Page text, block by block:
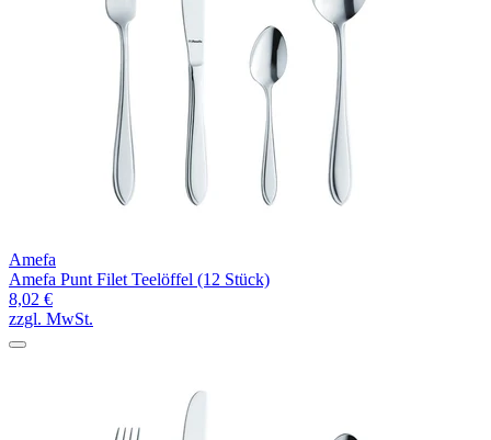
Amefa
Amefa Punt Filet Teelöffel (12 Stück)
8,02 €
zzgl. MwSt.